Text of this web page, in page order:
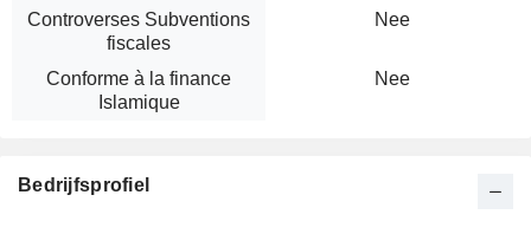
Controverses Subventions
fiscales
Nee
Conforme à la finance
Islamique
Nee
Bedrijfsprofiel